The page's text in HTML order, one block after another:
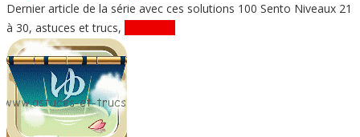
Dernier article de la série avec ces solutions 100 Sento Niveaux 21
à 30, astuces et trucs,